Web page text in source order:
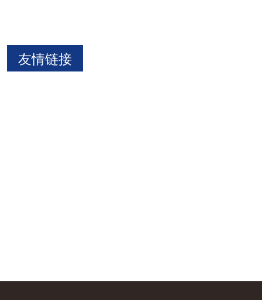
友情链接